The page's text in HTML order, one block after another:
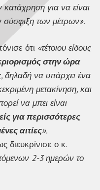
κατάχρηση για να είναι
των μέτρων».
ότι «τέτοιου είδους
στην ώρα
, δηλαδή να υπάρχει ένα
μετακίνηση, και
να μπει είναι
για περισσότερες
αιτίες».
διευκρίνισε ο κ.
2-3 ημερών το